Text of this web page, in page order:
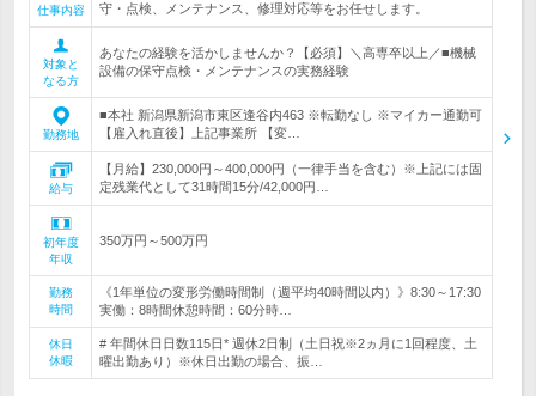
仕事内容
守・点検、メンテナンス、修理対応等をお任せします。
対象と
なる方
あなたの経験を活かしませんか？【必須】＼高専卒以上／■機械
設備の保守点検・メンテナンスの実務経験
勤務地
■本社 新潟県新潟市東区逢谷内463 ※転勤なし ※マイカー通勤可
【雇入れ直後】上記事業所 【変…
給与
【月給】230,000円～400,000円（一律手当を含む）※上記には固
定残業代として31時間15分/42,000円…
初年度
年収
350万円～500万円
勤務
時間
《1年単位の変形労働時間制（週平均40時間以内）》8:30～17:30
実働：8時間休憩時間：60分時…
休日
休暇
# 年間休日日数115日* 週休2日制（土日祝※2ヵ月に1回程度、土
曜出勤あり）※休日出勤の場合、振…